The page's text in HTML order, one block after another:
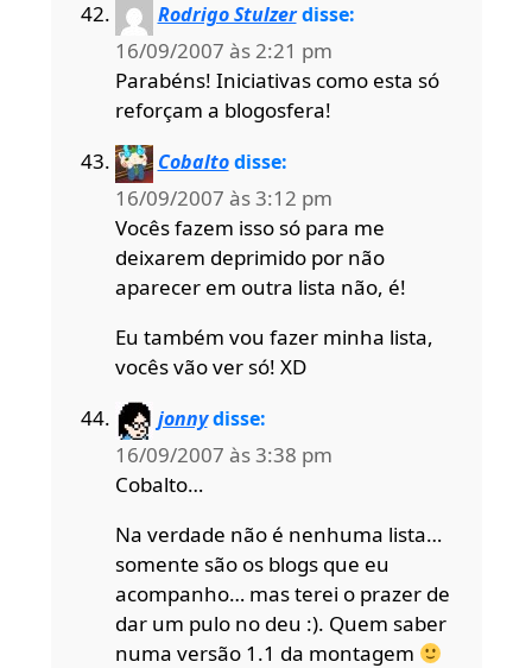
Rodrigo Stulzer disse:
16/09/2007 às 2:21 pm
Parabéns! Iniciativas como esta só
reforçam a blogosfera!
Cobalto disse:
16/09/2007 às 3:12 pm
Vocês fazem isso só para me
deixarem deprimido por não
aparecer em outra lista não, é!
Eu também vou fazer minha lista,
vocês vão ver só! XD
jonny disse:
16/09/2007 às 3:38 pm
Cobalto…
Na verdade não é nenhuma lista…
somente são os blogs que eu
acompanho… mas terei o prazer de
dar um pulo no deu :). Quem saber
numa versão 1.1 da montagem